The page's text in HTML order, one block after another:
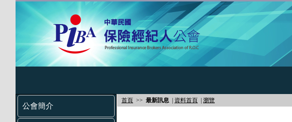
公會簡介
首頁 >> 最新訊息 資料首頁 瀏覽